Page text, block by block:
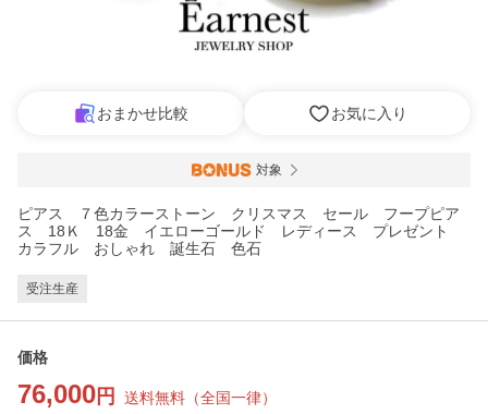
おまかせ比較 お気に入り
対象
ピアス ７色カラーストーン クリスマス セール フープピア
ス 18Ｋ 18金 イエローゴールド レディース プレゼント
カラフル おしゃれ 誕生石 色石
受注生産
価格
76,000 円 送料無料 （全国一律）